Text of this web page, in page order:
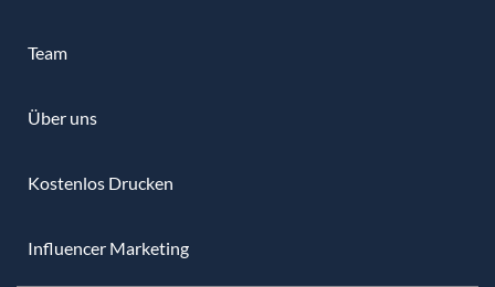
Team
Über uns
Kostenlos Drucken
Influencer Marketing